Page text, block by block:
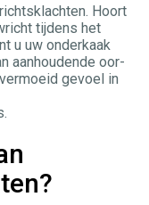
Hoort
tijdens het
u uw onderkaak
aanhoudende oor-
gevoel in